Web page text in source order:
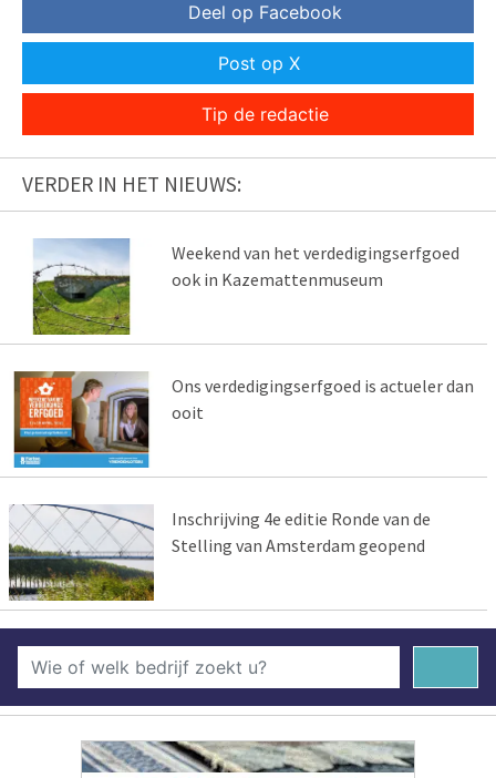
Deel op Facebook
Post op X
Tip de redactie
VERDER IN HET NIEUWS:
Weekend van het verdedigingserfgoed
ook in Kazemattenmuseum
Ons verdedigingserfgoed is actueler dan
ooit
Inschrijving 4e editie Ronde van de
Stelling van Amsterdam geopend